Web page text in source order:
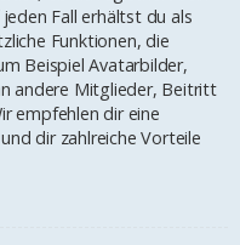
Fall erhältst du als
Funktionen, die
Beispiel Avatarbilder,
andere Mitglieder, Beitritt
empfehlen dir eine
dir zahlreiche Vorteile